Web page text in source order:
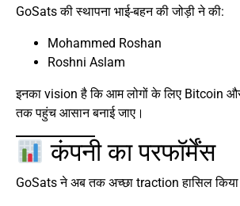
GoSats की स्थापना भाई-बहन की जोड़ी ने की:
Mohammed Roshan
Roshni Aslam
इनका vision है कि आम लोगों के लिए Bitcoin
तक पहुंच आसान बनाई जाए।
कंपनी का परफॉर्मेंस
GoSats ने अब तक अच्छा traction हासिल किया